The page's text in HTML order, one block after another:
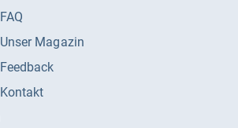
FAQ
Unser Magazin
Feedback
Kontakt